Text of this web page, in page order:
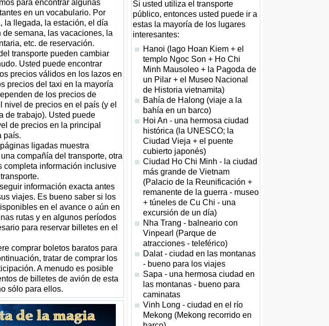
para encontrar algunas
en un vocabulario. Por
la llegada, la estación, el día
de semana, las vacaciones, la
etc. de reservación.
transporte pueden cambiar
Usted puede encontrar
precios válidos en los lazos en
precios del taxi en la mayoría
de los precios de
nivel de precios en el país (y el
de trabajo). Usted puede
de precios en la principal
país.
ligadas muestra
compañía del transporte, otra
completa información inclusive
información exacta antes
viajes. Es bueno saber si los
en el avance o aún en
rutas y en algunos períodos
para reservar billetes en el
comprar boletos baratos para
tratar de comprar los
A menudo es posible
de billetes de avión de esta
sólo para ellos.
Si usted utiliza el transporte
público, entonces usted puede ir a
estas la mayoría de los lugares
interesantes:
Hanoi (lago Hoan Kiem + el
templo Ngoc Son + Ho Chi
Minh Mausoleo + la Pagoda de
un Pilar + el Museo Nacional
de Historia vietnamita)
Bahía de Halong (viaje a la
bahía en un barco)
Hoi An - una hermosa ciudad
histórica (la UNESCO; la
Ciudad Vieja + el puente
cubierto japonés)
Ciudad Ho Chi Minh - la ciudad
más grande de Vietnam
(Palacio de la Reunificación +
remanente de la guerra - museo
+ túneles de Cu Chi - una
excursión de un día)
Nha Trang - balneario con
Vinpearl (Parque de
atracciones - teleférico)
Dalat - ciudad en las montanas
- bueno para los viajes
Sapa - una hermosa ciudad en
las montanas - bueno para
caminatas
Vinh Long - ciudad en el río
Mekong (Mekong recorrido en